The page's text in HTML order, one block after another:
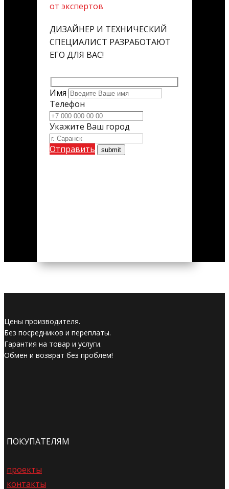
от экспертов
ДИЗАЙНЕР И ТЕХНИЧЕСКИЙ
СПЕЦИАЛИСТ РАЗРАБОТАЮТ
ЕГО ДЛЯ ВАС!
Имя
Телефон
Укажите Ваш город
Отправить
Цены производителя.
Без посредников и переплаты.
Гарантия на товар и услуги.
Обмен и возврат без проблем!
ПОКУПАТЕЛЯМ
проекты
контакты